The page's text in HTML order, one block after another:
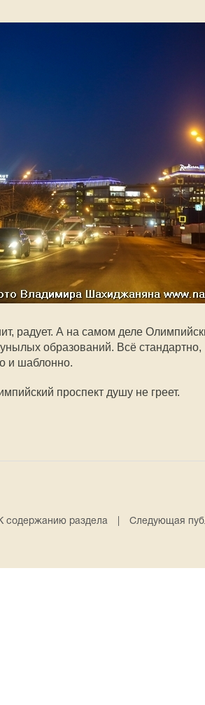
радует. А на самом деле
образований. Всё стандартно,
и шаблонно.
проспект душу не греет.
содержанию раздела Следующая